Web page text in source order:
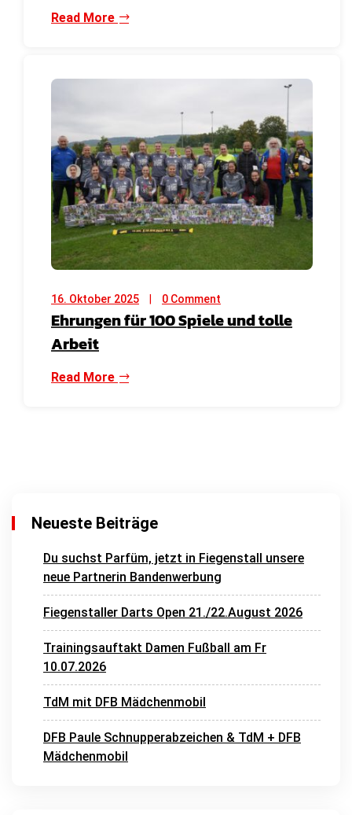
Read More
16. Oktober 2025 0 Comment
Ehrungen für 100 Spiele und tolle
Arbeit
Read More
Neueste Beiträge
Du suchst Parfüm, jetzt in Fiegenstall unsere
neue Partnerin Bandenwerbung
Fiegenstaller Darts Open 21./22.August 2026
Trainingsauftakt Damen Fußball am Fr
10.07.2026
TdM mit DFB Mädchenmobil
DFB Paule Schnupperabzeichen & TdM + DFB
Mädchenmobil